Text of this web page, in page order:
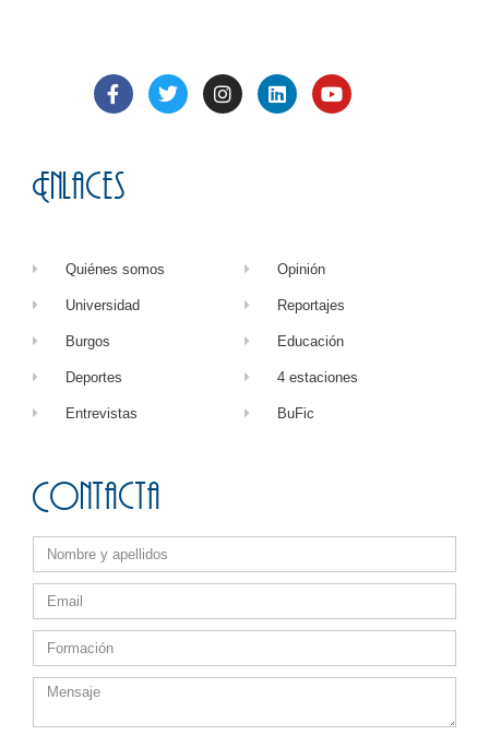
Enlaces
Quiénes somos
Universidad
Burgos
Deportes
Entrevistas
Opinión
Reportajes
Educación
4 estaciones
BuFic
Contacta